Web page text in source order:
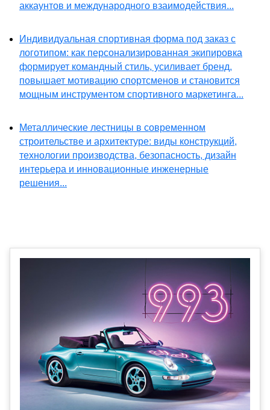
аккаунтов и международного взаимодействия...
Индивидуальная спортивная форма под заказ с
логотипом: как персонализированная экипировка
формирует командный стиль, усиливает бренд,
повышает мотивацию спортсменов и становится
мощным инструментом спортивного маркетинга...
Металлические лестницы в современном
строительстве и архитектуре: виды конструкций,
технологии производства, безопасность, дизайн
интерьера и инновационные инженерные
решения...